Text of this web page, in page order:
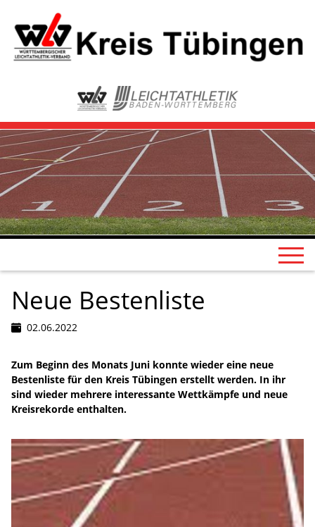
Neue Bestenliste
02.06.2022
Zum Beginn des Monats Juni konnte wieder eine neue
Bestenliste für den Kreis Tübingen erstellt werden. In ihr
sind wieder mehrere interessante Wettkämpfe und neue
Kreisrekorde enthalten.